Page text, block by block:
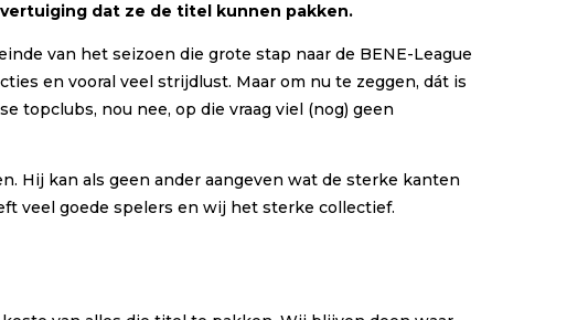
dat ze de titel kunnen pakken.
van het seizoen die grote stap naar de BENE-League
en vooral veel strijdlust. Maar om nu te zeggen, dát is
topclubs, nou nee, op die vraag viel (nog) geen
Hij kan als geen ander aangeven wat de sterke kanten
veel goede spelers en wij het sterke collectief.